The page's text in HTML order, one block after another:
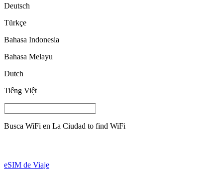
Deutsch
Türkçe
Bahasa Indonesia
Bahasa Melayu
Dutch
Tiếng Việt
Busca WiFi en La Ciudad to find WiFi
eSIM de Viaje